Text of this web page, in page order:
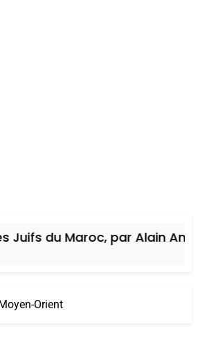
du Maroc, par Alain Amiel
Orient